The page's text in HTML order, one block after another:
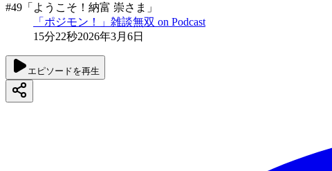
#49「ようこそ！納富 崇さま」
「ポジモン！」雑談無双 on Podcast
15分22秒2026年3月6日
エピソードを再生